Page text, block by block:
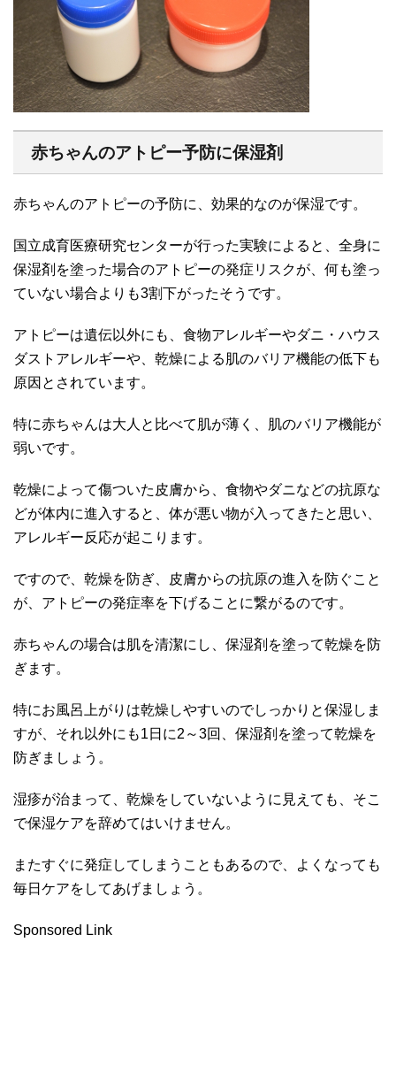
赤ちゃんのアトピー予防に保湿剤
赤ちゃんのアトピーの予防に、効果的なのが保湿です。
国立成育医療研究センターが行った実験によると、全身に
保湿剤を塗った場合のアトピーの発症リスクが、何も塗っ
ていない場合よりも3割下がったそうです。
アトピーは遺伝以外にも、食物アレルギーやダニ・ハウス
ダストアレルギーや、乾燥による肌のバリア機能の低下も
原因とされています。
特に赤ちゃんは大人と比べて肌が薄く、肌のバリア機能が
弱いです。
乾燥によって傷ついた皮膚から、食物やダニなどの抗原な
どが体内に進入すると、体が悪い物が入ってきたと思い、
アレルギー反応が起こります。
ですので、乾燥を防ぎ、皮膚からの抗原の進入を防ぐこと
が、アトピーの発症率を下げることに繋がるのです。
赤ちゃんの場合は肌を清潔にし、保湿剤を塗って乾燥を防
ぎます。
特にお風呂上がりは乾燥しやすいのでしっかりと保湿しま
すが、それ以外にも1日に2～3回、保湿剤を塗って乾燥を
防ぎましょう。
湿疹が治まって、乾燥をしていないように見えても、そこ
で保湿ケアを辞めてはいけません。
またすぐに発症してしまうこともあるので、よくなっても
毎日ケアをしてあげましょう。
Sponsored Link